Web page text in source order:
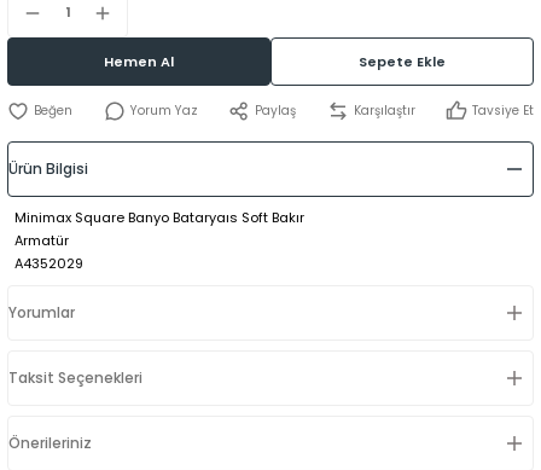
Hemen Al Sepete Ekle
Yorum Yaz Paylaş Karşılaştır Tavsiye Et
Ürün Bilgisi
Minimax Square Banyo Bataryaıs Soft Bakır
Armatür
A4352029
Yorumlar
Taksit Seçenekleri
Önerileriniz